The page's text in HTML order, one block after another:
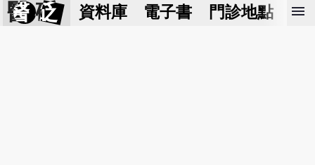
醫 砭 資料庫 電子書 門診地點 預
menu